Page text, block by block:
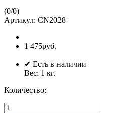
(0/0)
Артикул: CN2028
1 475руб.
✔ Есть в наличии
Вес: 1 кг.
Количество: